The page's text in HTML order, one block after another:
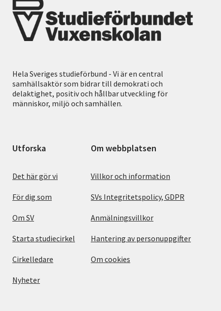
Hela Sveriges studieförbund - Vi är en central
samhällsaktör som bidrar till demokrati och
delaktighet, positiv och hållbar utveckling för
människor, miljö och samhällen.
Utforska
Det här gör vi
För dig som
Om SV
Starta studiecirkel
Cirkelledare
Nyheter
Om webbplatsen
Villkor och information
SVs Integritetspolicy, GDPR
Anmälningsvillkor
Hantering av personuppgifter
Om cookies